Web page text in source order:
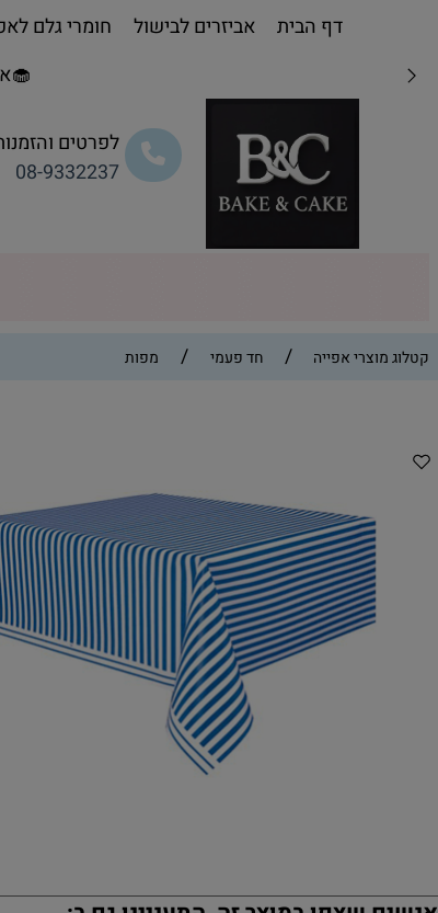
לפרטים
08-9332237
דף הבית אביזרים לבישול חומרי גלם
קטלוג מוצרי אפייה / חד פעמי / מפות